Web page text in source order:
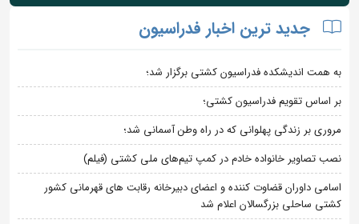
جدید ترین اخبار فدراسیون
به همت اندیشکده فدراسیون کشتی برگزار شد؛
بر اساس تقویم فدراسیون کشتی؛
مروری بر زندگی پهلوانی که در راه وطن آسمانی شد؛
نصب تصاویر خانواده خادم در کمپ تیم‌های ملی کشتی (فیلم)
اسامی داوران قضاوت کننده و اعضای دبیرخانه رقابت های قهرمانی کشور
کشتی ساحلی بزرگسالان اعلام شد